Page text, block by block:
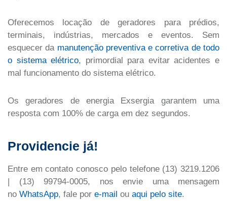
Oferecemos locação de geradores para prédios,
terminais, indústrias, mercados e eventos. Sem
esquecer da manutenção preventiva e corretiva de todo
o sistema elétrico, primordial para evitar acidentes e
mal funcionamento do sistema elétrico.
Os geradores de energia Exsergia garantem uma
resposta com 100% de carga em dez segundos.
Providencie já!
Entre em contato conosco pelo telefone (13) 3219.1206
| (13) 99794-0005, nos envie uma mensagem
no WhatsApp, fale por e-mail ou aqui pelo site.